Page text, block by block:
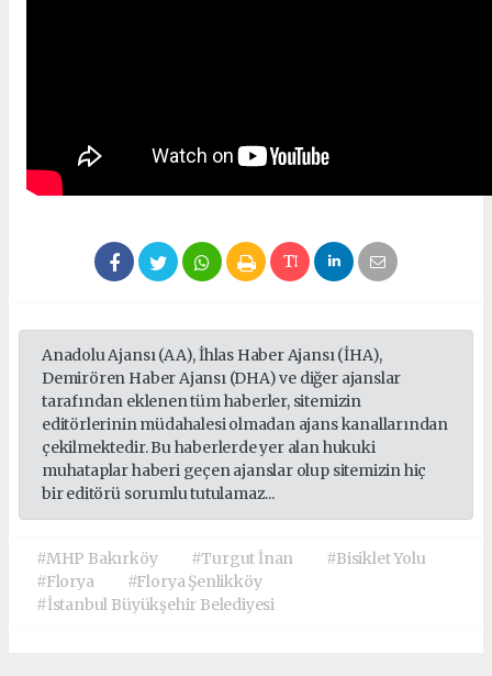
Anadolu Ajansı (AA), İhlas Haber Ajansı (İHA),
Demirören Haber Ajansı (DHA) ve diğer ajanslar
tarafından eklenen tüm haberler, sitemizin
editörlerinin müdahalesi olmadan ajans kanallarından
çekilmektedir. Bu haberlerde yer alan hukuki
muhataplar haberi geçen ajanslar olup sitemizin hiç
bir editörü sorumlu tutulamaz...
#MHP Bakırköy #Turgut İnan
#Bisiklet Yolu
#Florya
#Florya Şenlikköy
#İstanbul Büyükşehir Belediyesi